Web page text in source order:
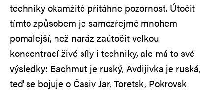
techniky okamžitě přitáhne pozornost. Útočit
tímto způsobem je samozřejmě mnohem
pomalejší, než naráz zaútočit velkou
koncentrací živé síly i techniky, ale má to své
výsledky: Bachmut je ruský, Avdijivka je ruská,
teď se bojuje o Časiv Jar, Toretsk, Pokrovsk